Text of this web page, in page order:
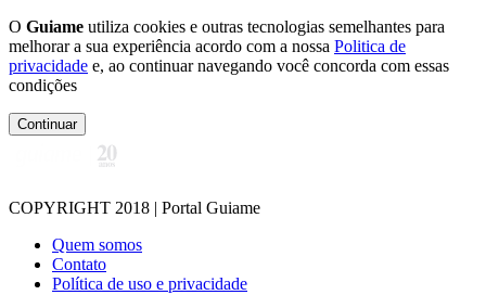
O Guiame utiliza cookies e outras tecnologias semelhantes para
melhorar a sua experiência acordo com a nossa Politica de
privacidade e, ao continuar navegando você concorda com essas
condições
Continuar
COPYRIGHT 2018 | Portal Guiame
Quem somos
Contato
Política de uso e privacidade